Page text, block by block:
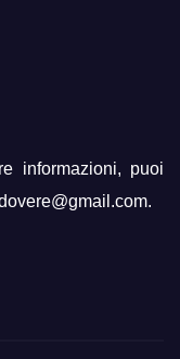
informazioni, puoi